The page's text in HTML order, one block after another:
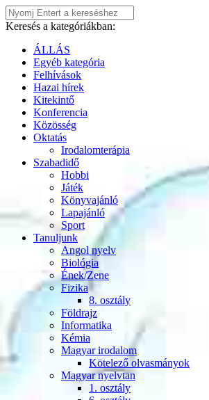
Keresés a kategóriákban:
ÁLLÁS
Egyéb kategória
Felhívások
Hazai hírek
Kitekintő
Konferencia
Közösség
Oktatás
Irodalomterápia
Szabadidő
Hobbi
Játék
Könyvajánló
Lapajánló
Sport
Tanuljunk
Angol nyelv
Biológia
Ének/Zene
Fizika
8. osztály
Földrajz
Informatika
Kémia
Magyar irodalom
Kötelező olvasmányok
Magyar nyelvtan
1. osztály